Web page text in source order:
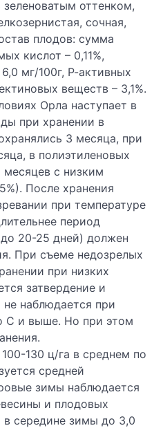
оттенком,
сочная,
плодов: сумма
кислот – 0,11%,
мг/100г, Р-активных
веществ – 3,1%.
Орла наступает в
при хранении в
3 месяца, при
в полиэтиленовых
с низким
После хранения
при температуре
период
20-25 дней) должен
При съеме недозрелых
при низких
затвердение и
не наблюдается при
С и выше. Но при этом
130 ц/га в среднем по
средней
зимы наблюдается
и плодовых
середине зимы до 3,0